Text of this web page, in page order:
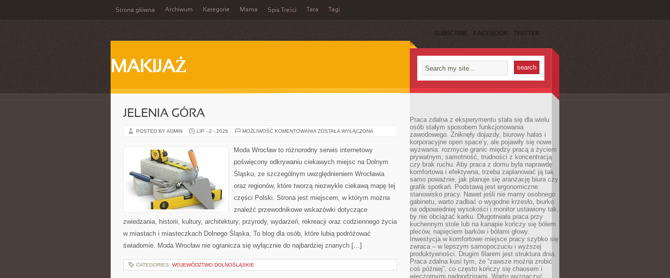
Strona główna Archiwum Kategorie Mama Spis Treści Tata Tagi
SUBSCRIBE FACEBOOK TWITTER
MAKIJAŻ
JELENIA GÓRA
POSTED BY ADMIN LIP - 2 - 2026 MOŻLIWOŚĆ KOMENTOWANIA JELENIA
ZOSTAŁA WYŁĄCZONA
Moda Wrocław to różnorodny serwis internetowy
poświęcony odkrywaniu ciekawych miejsc na Dolnym
Śląsku, ze szczególnym uwzględnieniem Wrocławia
oraz regionów, które tworzą niezwykle ciekawą mapę tej
części Polski. Strona jest miejscem, w którym można
znaleźć przewodnikowe wskazówki dotyczące
zwiedzania, historii, kultury, architektury, przyrody, wydarzeń, rekreacji oraz codziennego życia
w miastach i miasteczkach Dolnego Śląska. To blog dla osób, które lubią podróżować
świadomie. Moda Wrocław nie ogranicza się wyłącznie do najbardziej znanych […]
CATEGORIES: WOJEWÓDZTWO DOLNOŚLĄSKIE
Praca zdalna z eksperymentu stała się dla wielu
osób stałym sposobem funkcjonowania
zawodowego. Zniknęły dojazdy, biurowy hałas i
korporacyjne open space’y, ale pojawiły się nowe
wyzwania: rozmycie granic między pracą a życiem
prywatnym, samotność, trudności z koncentracją
czy brak ruchu. Aby praca z domu była naprawdę
komfortowa i efektywna, trzeba zaplanować ją tak
samo poważnie, jak planuje się aranżację biura czy
grafik spotkań. Podstawą jest ergonomiczne
stanowisko pracy. Nawet jeśli nie mamy osobnego
gabinetu, warto zadbać o wygodne krzesło, biurko
na odpowiedniej wysokości i monitor ustawiony tak,
by nie obciążać karku. Długotrwała praca przy
kuchennym stole lub na kanapie kończy się bólem
pleców, napięciem barków i bólami głowy.
Inwestycja w komfortowe miejsce pracy szybko się
zwraca – w lepszym samopoczuciu i wyższej
produktywności. Drugim filarem jest struktura dnia.
Praca zdalna kusi tym, że “zawsze można zrobić
coś później”, co często kończy się chaosem i
wieczornymi nadgodzinami. Warto wyznaczyć